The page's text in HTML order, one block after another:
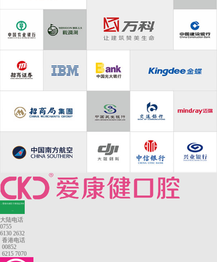
—香港长者医疗券指定牙科
大陆电话
0755
6130 2632
香港电话
00852
6215 7070